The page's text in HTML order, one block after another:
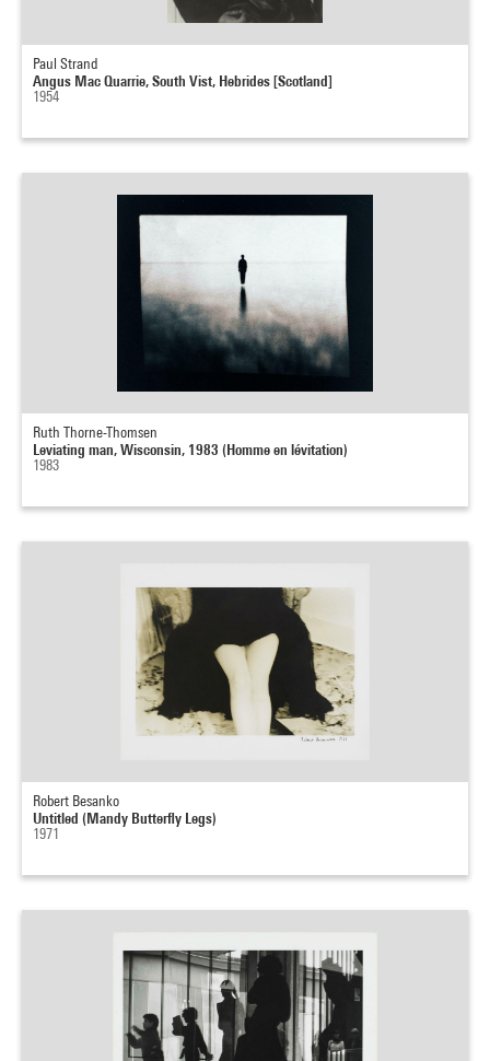
Paul Strand
Angus Mac Quarrie, South Vist, Hebrides [Scotland]
1954
Ruth Thorne-Thomsen
Leviating man, Wisconsin, 1983 (Homme en lévitation)
1983
Robert Besanko
Untitled (Mandy Butterfly Legs)
1971